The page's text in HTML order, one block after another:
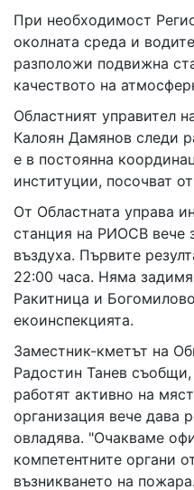
При необходимост
околната среда и
разположи подвижна
качеството на
Областният управител
Калоян Дамянов следи
е в постоянна
институции, посочват
От Областната управа
станция на РИОСВ вече
въздуха. Първите
22:00 часа. Няма
Ракитница и
екоинспекцията.
Заместник-кметът на
Радостин Танев
работят активно на
организация вече дава
овладява. "Очакваме
компетентните органи
възникването на